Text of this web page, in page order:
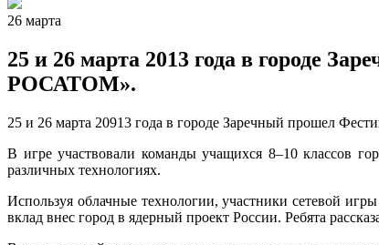
26 марта
25 и 26 марта 2013 года в городе
РОСАТОМ».
25 и 26 марта 20913 года в городе Заречный прошел
В игре участвовали команды учащихся 8–10 классов
различных технологиях.
Используя облачные технологии, участники сетевой
вклад внес город в ядерный проект России. Ребята